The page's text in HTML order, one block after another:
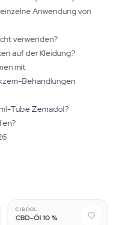
Anwendung von
verwenden?
auf der Kleidung?
mit
Behandlungen
Tube Zemadol?
CIBDOL
CBD-Öl 10 %